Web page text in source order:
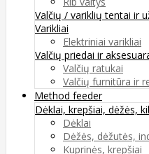
Valčių / variklių tentai ir
Varikliai
Elektriniai varikliai
Valčių priedai ir
Valčių ratukai
Valčių furnitūra ir
Method feeder
Dėklai, krepšiai, dėžės,
Dėklai
Dėžės, dėžutės,
Kuprinės, krepšiai